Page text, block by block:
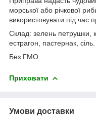
морської або річкової
використовувати під час
Склад: зелень петрушки,
естрагон, пастернак, сіль.
Без ГМО.
Приховати
Умови доставки